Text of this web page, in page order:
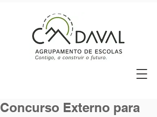
Concurso Externo para